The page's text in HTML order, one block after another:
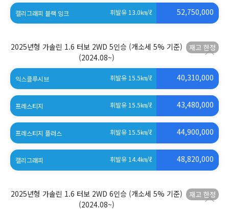
캘리그래피 블랙 잉크 휘발유 13.0㎞/ℓ 52,750,000
2025년형 가솔린 1.6 터보 2WD 5인승 (개소세 5% 기준)
(2024.08~)
익스클루시브 휘발유 15.5㎞/ℓ
40,310,000
프레스티지 휘발유 15.5㎞/ℓ
43,480,000
프레스티지 플러스 휘발유 15.5㎞/ℓ
44,900,000
캘리그래피 휘발유 14.4㎞/ℓ
48,820,000
2025년형 가솔린 1.6 터보 2WD 6인승 (개소세 5% 기준)
(2024.08~)